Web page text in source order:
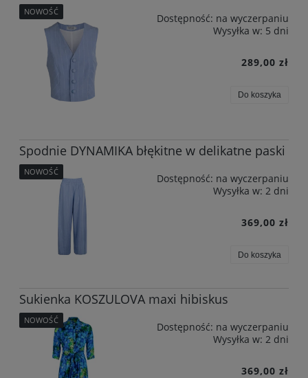
Dostępność: na wyczerpaniu
Wysyłka w: 5 dni
289,00 zł
Do koszyka
NOWOŚĆ
Spodnie DYNAMIKA błękitne w delikatne paski
Dostępność: na wyczerpaniu
Wysyłka w: 2 dni
369,00 zł
Do koszyka
NOWOŚĆ
Sukienka KOSZULOVA maxi hibiskus
Dostępność: na wyczerpaniu
Wysyłka w: 2 dni
369,00 zł
NOWOŚĆ